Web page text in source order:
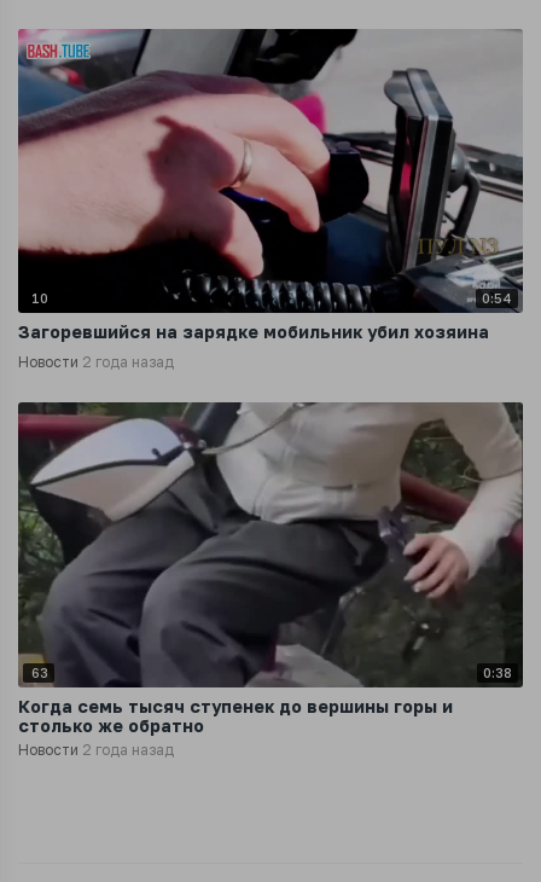
10 0:54
Загоревшийся на зарядке мобильник убил хозяина
Новости 2 года назад
63 0:38
Когда семь тысяч ступенек до вершины горы и
столько же обратно
Новости 2 года назад